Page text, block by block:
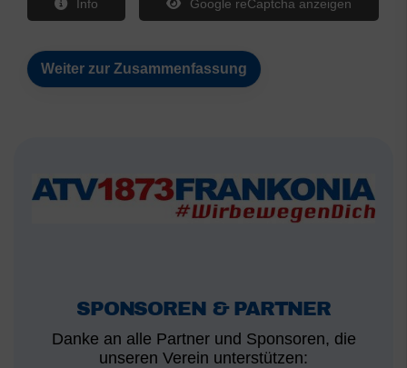
Info Google reCaptcha anzeigen
SPONSOREN & PARTNER
Danke an alle Partner und Sponsoren, die
unseren Verein unterstützen: